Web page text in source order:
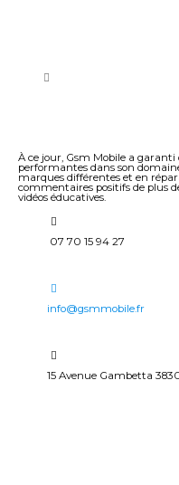
À ce jour, Gsm Mobile a garanti
performantes dans son
marques différentes et en
commentaires positifs de plus
vidéos éducatives.
07 70 15 94 27
info@gsmmobile.fr
15 Avenue Gambetta